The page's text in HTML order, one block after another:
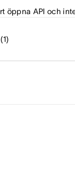
öppna API och